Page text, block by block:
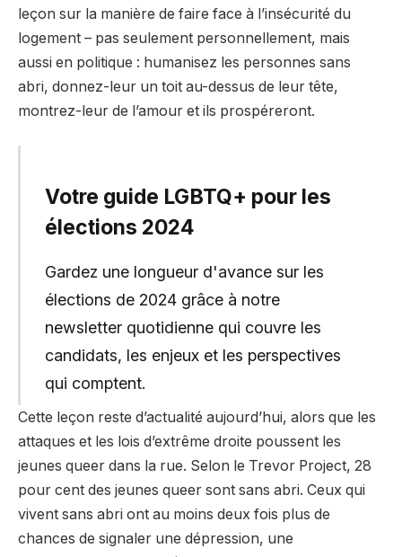
leçon sur la manière de faire face à l’insécurité du
logement – ​​pas seulement personnellement, mais
aussi en politique : humanisez les personnes sans
abri, donnez-leur un toit au-dessus de leur tête,
montrez-leur de l’amour et ils prospéreront.
Votre guide LGBTQ+ pour les
élections 2024
Gardez une longueur d'avance sur les
élections de 2024 grâce à notre
newsletter quotidienne qui couvre les
candidats, les enjeux et les perspectives
qui comptent.
Cette leçon reste d’actualité aujourd’hui, alors que les
attaques et les lois d’extrême droite poussent les
jeunes queer dans la rue. Selon le Trevor Project, 28
pour cent des jeunes queer sont sans abri. Ceux qui
vivent sans abri ont au moins deux fois plus de
chances de signaler une dépression, une